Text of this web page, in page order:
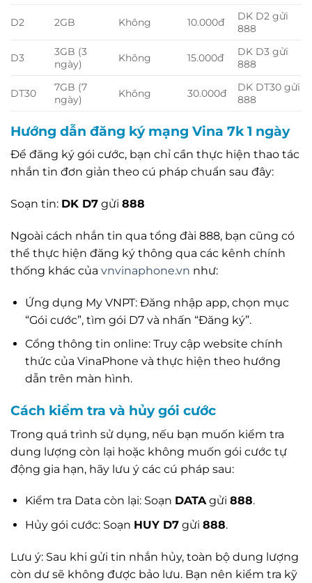
D2 2GB Không 10.000đ
DK D2 gửi
888
D3
3GB (3
ngày)
Không 15.000đ
DK D3 gửi
888
DT30
7GB (7
ngày)
Không 30.000đ
DK DT30 gửi
888
Hướng dẫn đăng ký mạng Vina 7k 1 ngày
Để đăng ký gói cước, bạn chỉ cần thực hiện thao tác
nhắn tin đơn giản theo cú pháp chuẩn sau đây:
Soạn tin: DK D7 gửi 888
Ngoài cách nhắn tin qua tổng đài 888, bạn cũng có
thể thực hiện đăng ký thông qua các kênh chính
thống khác của vnvinaphone.vn như:
Ứng dụng My VNPT: Đăng nhập app, chọn mục
“Gói cước”, tìm gói D7 và nhấn “Đăng ký”.
Cổng thông tin online: Truy cập website chính
thức của VinaPhone và thực hiện theo hướng
dẫn trên màn hình.
Cách kiểm tra và hủy gói cước
Trong quá trình sử dụng, nếu bạn muốn kiểm tra
dung lượng còn lại hoặc không muốn gói cước tự
động gia hạn, hãy lưu ý các cú pháp sau:
Kiểm tra Data còn lại: Soạn DATAgửi 888.
Hủy gói cước: Soạn HUY D7gửi 888.
Lưu ý: Sau khi gửi tin nhắn hủy, toàn bộ dung lượng
còn dư sẽ không được bảo lưu. Bạn nên kiểm tra kỹ